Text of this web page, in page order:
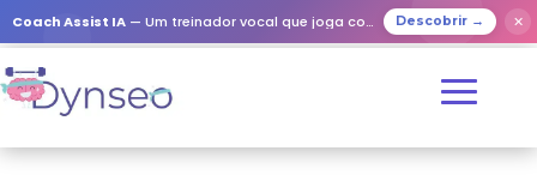
Coach Assist IA — Um treinador vocal que joga com os seus entes queridos Descobrir → ✕